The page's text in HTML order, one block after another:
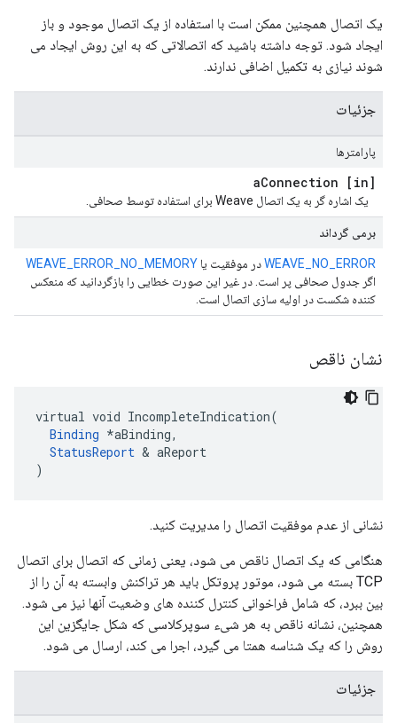
یک اتصال همچنین ممکن است با استفاده از یک اتصال موجود و باز
ایجاد شود. توجه داشته باشید که اتصالاتی که به این روش ایجاد می
شوند نیازی به تکمیل اضافی ندارند.
جزئیات
پارامترها
[in] a
Connection
یک اشاره گر به یک اتصال Weave برای استفاده توسط صحافی.
برمی گرداند
WEAVE_NO_ERRORدر موفقیت یا WEAVE_ERROR_NO_MEMORY
اگر جدول صحافی پر است. در غیر این صورت خطایی را بازگردانید که منعکس
کننده شکست در اولیه سازی اتصال است.
نشان ناقص
virtual void IncompleteIndication(
Binding *aBinding,
StatusReport & aReport
)
نشانی از عدم موفقیت اتصال را مدیریت کنید.
هنگامی که یک اتصال ناقص می شود، یعنی زمانی که اتصال برای اتصال
TCP بسته می شود، موتور پروتکل باید هر تراکنش وابسته به آن را از
بین ببرد، که شامل فراخوانی کنترل کننده های وضعیت آنها نیز می شود.
همچنین، نشانه ناقص به هر شیء سوپرکلاسی که شکل جایگزین این
روش را که یک شناسه همتا می گیرد، اجرا می کند، ارسال می شود.
جزئیات